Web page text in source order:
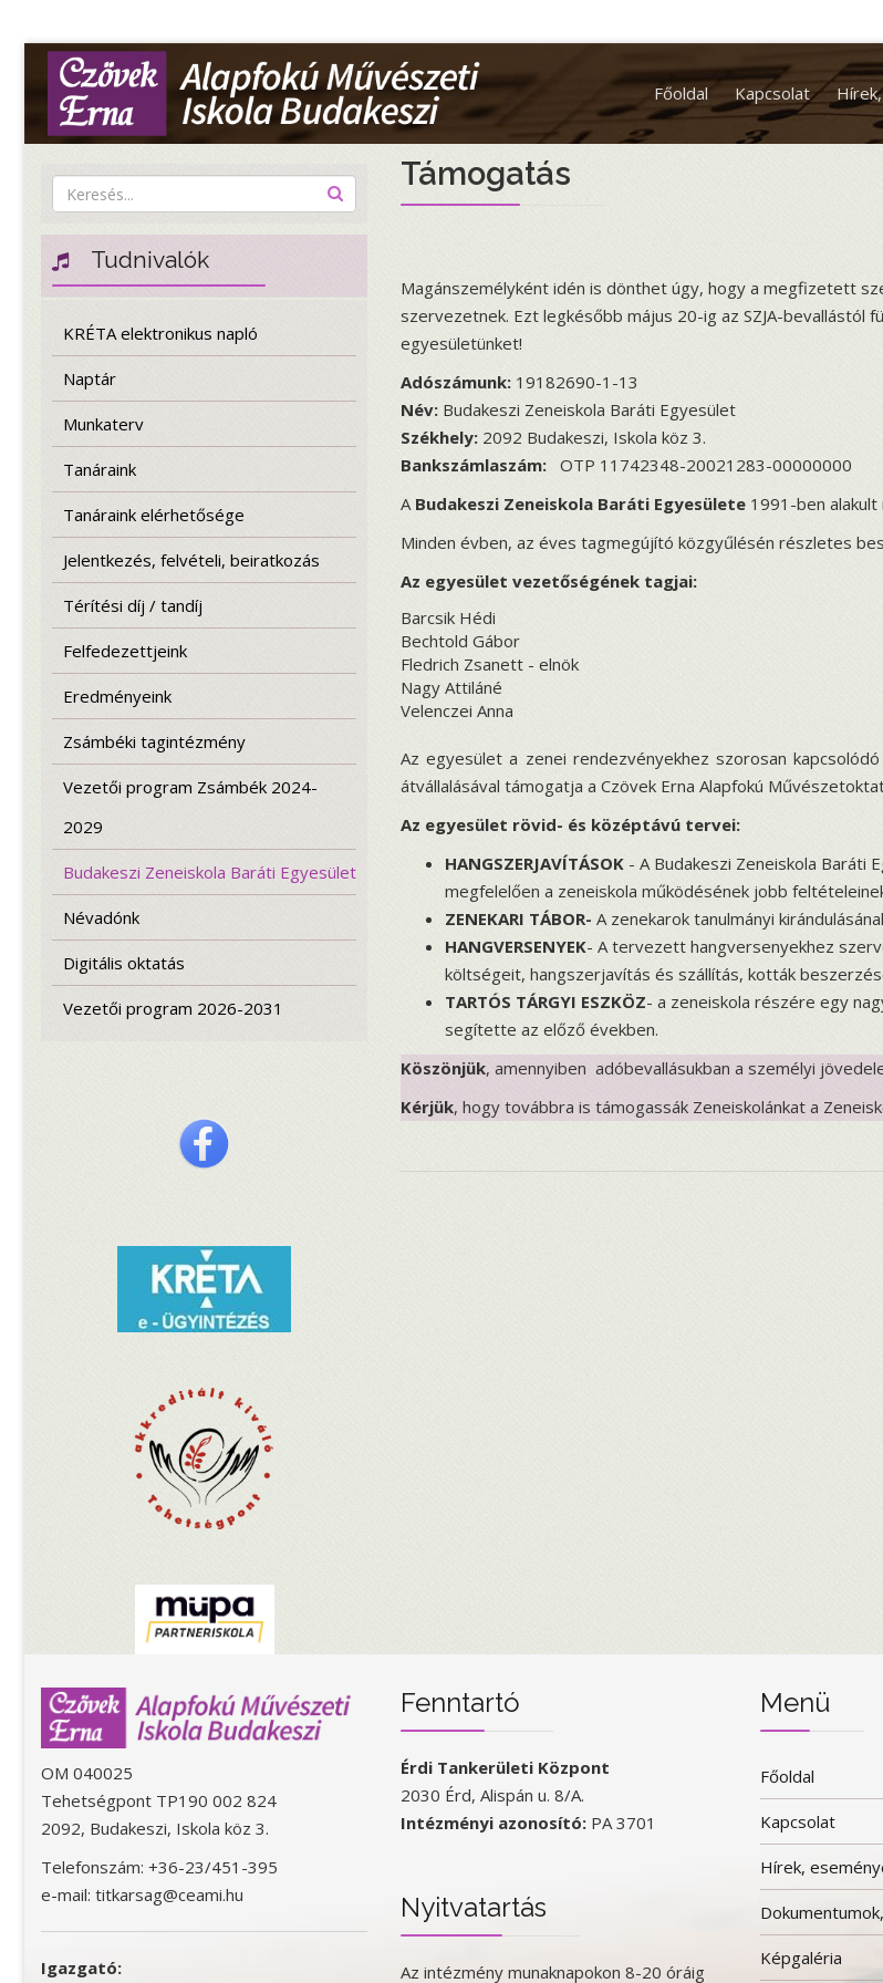
Főoldal Kapcsolat
Tudnivalók
KRÉTA elektronikus napló
Naptár
Munkaterv
Tanáraink
Tanáraink elérhetősége
Jelentkezés, felvételi, beiratkozás
Térítési díj / tandíj
Felfedezettjeink
Eredményeink
Zsámbéki tagintézmény
Vezetői program Zsámbék 2024-
2029
Budakeszi Zeneiskola Baráti Egyesület
Névadónk
Digitális oktatás
Vezetői program 2026-2031
Támogatás
Magánszemélyként idén is dönthet úgy, hogy a megfizetett
szervezetnek. Ezt legkésőbb május 20-ig az SZJA-
egyesületünket!
Adószámunk: 19182690-1-13
Név: Budakeszi Zeneiskola Baráti Egyesület
Székhely: 2092 Budakeszi, Iskola köz 3.
Bankszámlaszám: OTP 11742348-20021283-00000000
A Budakeszi Zeneiskola Baráti Egyesülete 1991-ben
Minden évben, az éves tagmegújító közgyűlésén részletes
Az egyesület vezetőségének tagjai:
Barcsik Hédi
Bechtold Gábor
Fledrich Zsanett - elnök
Nagy Attiláné
Velenczei Anna
Az egyesület a zenei rendezvényekhez szorosan
átvállalásával támogatja a Czövek Erna Alapfokú
Az egyesület rövid- és középtávú tervei:
HANGSZERJAVÍTÁSOK - A Budakeszi Zeneiskola Baráti
megfelelően a zeneiskola működésének jobb
ZENEKARI TÁBOR- A zenekarok tanulmányi
HANGVERSENYEK- A tervezett hangversenyekhez
költségeit, hangszerjavítás és szállítás, kották
TARTÓS TÁRGYI ESZKÖZ- a zeneiskola részére egy
segítette az előző években.
Köszönjük, amennyiben adóbevallásukban a személyi
Kérjük, hogy továbbra is támogassák Zeneiskolánkat a
OM 040025
Tehetségpont TP190 002 824
2092, Budakeszi, Iskola köz 3.
Telefonszám: +36-23/451-395
e-mail: titkarsag@ceami.hu
Igazgató:
Fenntartó
Érdi Tankerületi Központ
2030 Érd, Alispán u. 8/A.
Intézményi azonosító: PA 3701
Nyitvatartás
Az intézmény munaknapokon 8-20 óráig
Menü
Főoldal
Kapcsolat
Hírek,
Képgaléria